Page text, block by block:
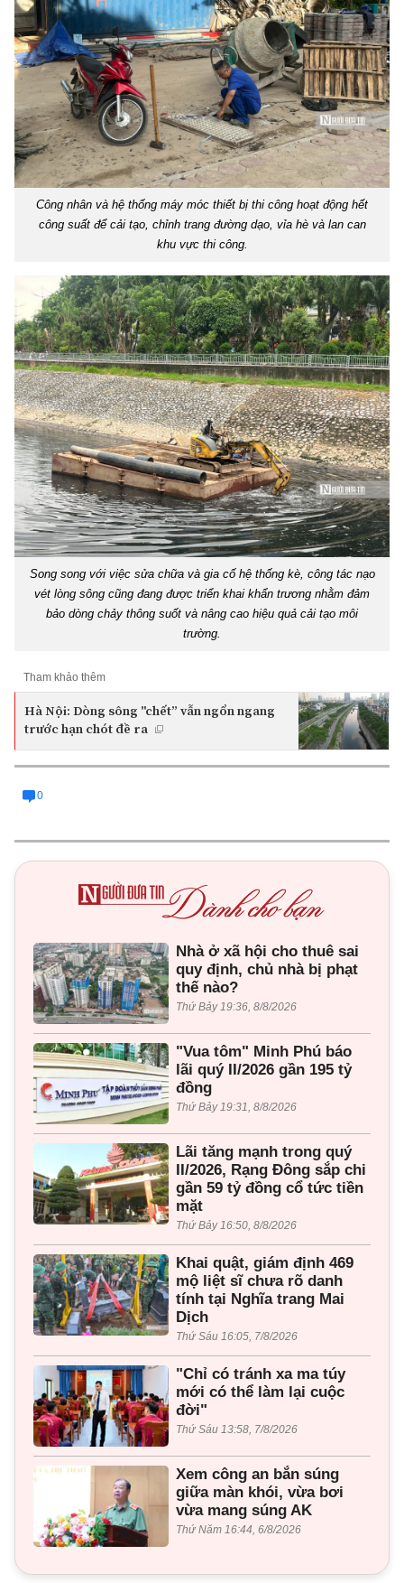
Công nhân và hệ thống máy móc thiết bị thi công hoạt động hết
công suất để cải tạo, chỉnh trang đường dạo, vỉa hè và lan can
khu vực thi công.
Song song với việc sửa chữa và gia cố hệ thống kè, công tác nạo
vét lòng sông cũng đang được triển khai khẩn trương nhằm đảm
bảo dòng chảy thông suốt và nâng cao hiệu quả cải tạo môi
trường.
Tham khảo thêm
Hà Nội: Dòng sông "chết” vẫn ngổn ngang
trước hạn chót đề ra
0
Nhà ở xã hội cho thuê sai
quy định, chủ nhà bị phạt
thế nào?
Thứ Bảy 19:36, 8/8/2026
"Vua tôm" Minh Phú báo
lãi quý II/2026 gần 195 tỷ
đồng
Thứ Bảy 19:31, 8/8/2026
Lãi tăng mạnh trong quý
II/2026, Rạng Đông sắp chi
gần 59 tỷ đồng cổ tức tiền
mặt
Thứ Bảy 16:50, 8/8/2026
Khai quật, giám định 469
mộ liệt sĩ chưa rõ danh
tính tại Nghĩa trang Mai
Dịch
Thứ Sáu 16:05, 7/8/2026
"Chỉ có tránh xa ma túy
mới có thể làm lại cuộc
đời"
Thứ Sáu 13:58, 7/8/2026
Xem công an bắn súng
giữa màn khói, vừa bơi
vừa mang súng AK
Thứ Năm 16:44, 6/8/2026